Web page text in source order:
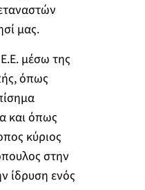
μας.
μέσω της
όπως
και όπως
κύριος
στην
ίδρυση ενός